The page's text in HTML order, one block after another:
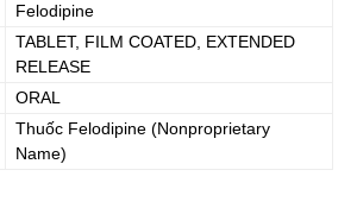
Felodipine
TABLET, FILM COATED, EXTENDED
RELEASE
ORAL
Thuốc Felodipine (Nonproprietary
Name)